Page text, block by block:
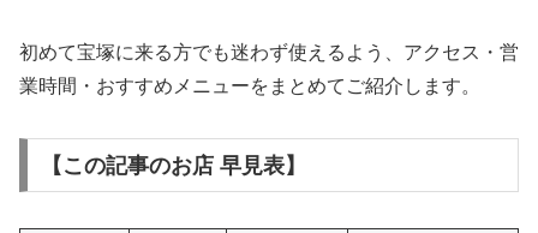
初めて宝塚に来る方でも迷わず使えるよう、アクセス・営
業時間・おすすめメニューをまとめてご紹介します。
【この記事のお店 早見表】